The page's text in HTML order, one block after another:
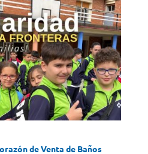
de Venta de Baños